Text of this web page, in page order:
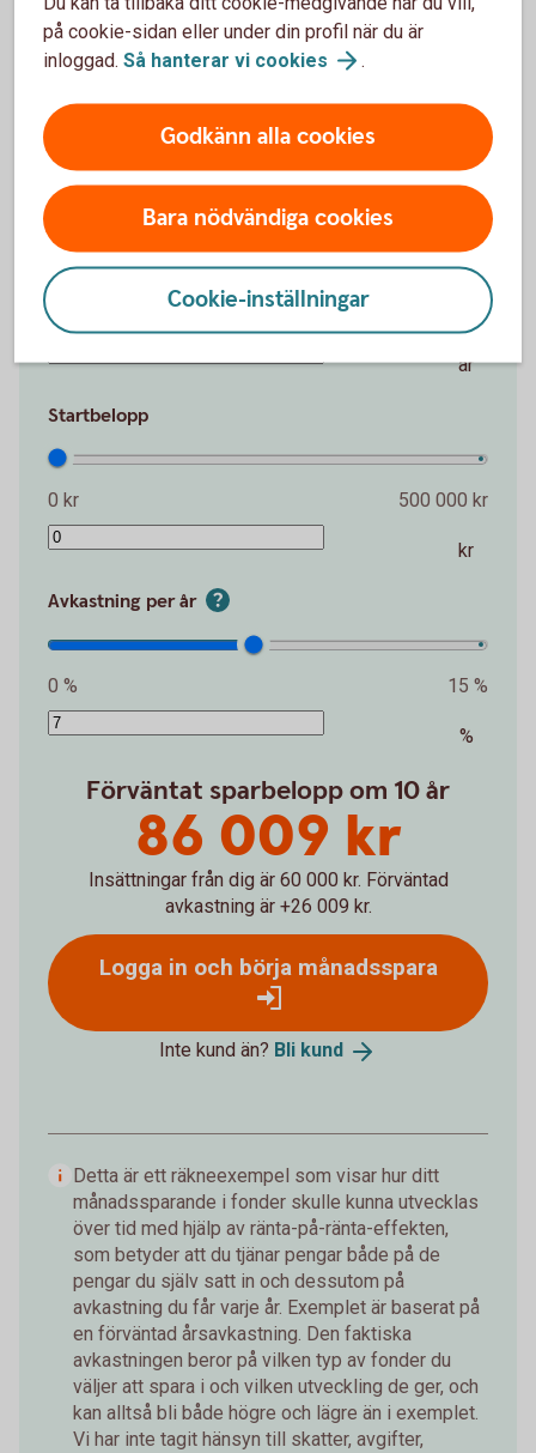
Belopp per månad
kr
Antal år
1 år 50 år
år
Startbelopp
0 kr 500 000 kr
kr
Avkastning per år
0 % 15 %
%
Förväntat sparbelopp om 10 år
86 009 kr
Insättningar från dig är 60 000 kr. Förväntad
avkastning är +26 009 kr.
Logga in och börja månadsspara
Inte kund än? Bli kund
Detta är ett räkneexempel som visar hur ditt
månadssparande i fonder skulle kunna utvecklas
över tid med hjälp av ränta-på-ränta-effekten,
som betyder att du tjänar pengar både på de
pengar du själv satt in och dessutom på
avkastning du får varje år. Exemplet är baserat på
en förväntad årsavkastning. Den faktiska
avkastningen beror på vilken typ av fonder du
väljer att spara i och vilken utveckling de ger, och
kan alltså bli både högre och lägre än i exemplet.
Vi har inte tagit hänsyn till skatter, avgifter,
på cookie-sidan eller under din profil när du är
inloggad. Så hanterar vi cookies .
Godkänn alla cookies
Bara nödvändiga cookies
Cookie-inställningar